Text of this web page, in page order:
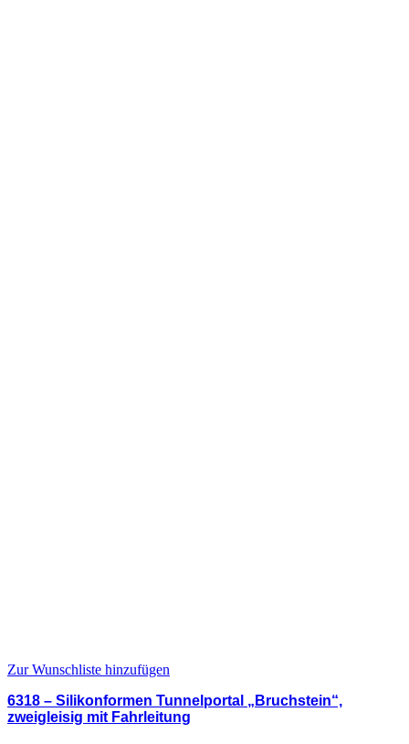
Zur Wunschliste hinzufügen
6318 – Silikonformen Tunnelportal „Bruchstein“,
zweigleisig mit Fahrleitung